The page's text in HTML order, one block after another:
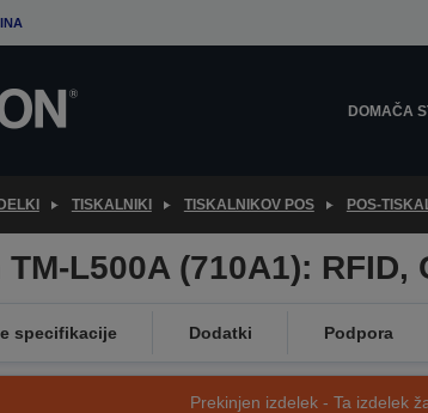
DOMAČA
TISKALNIKI TISKALNIKOV POS POS-
L500A (710A1):
specifikacije Dodatki Podpora
Prekinjen izdelek - Ta izdelek